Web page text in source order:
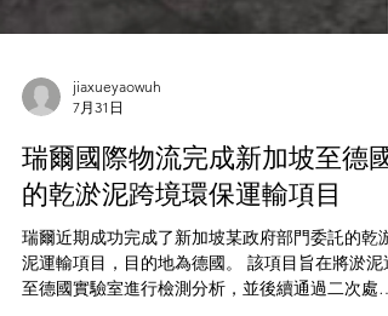
jiaxueyaowuh
瑞爾國際物流完成新加坡至德國
的乾淤泥跨境環保運輸項目